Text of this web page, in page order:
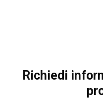
Richiedi